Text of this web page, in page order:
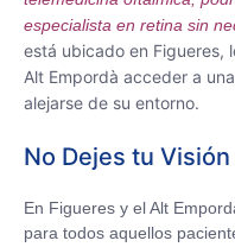
especialista en retina sin
está ubicado en Figueres,
Alt Empordà acceder a
alejarse de su entorno.
No Dejes tu
En Figueres y el Alt
para todos aquellos